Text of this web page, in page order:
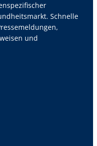
Schnelle
und